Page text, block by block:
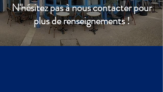
N'hésitez pas à nous contacter pour
plus de renseignements !